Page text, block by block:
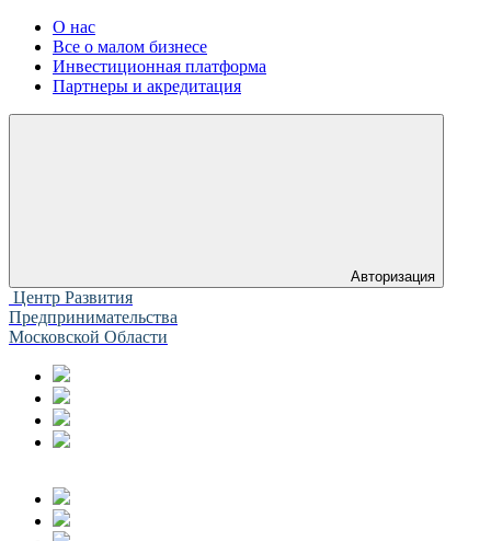
О нас
Все о малом бизнесе
Инвестиционная платформа
Партнеры и акредитация
Авторизация
Центр Развития
Предпринимательства
Московской Области